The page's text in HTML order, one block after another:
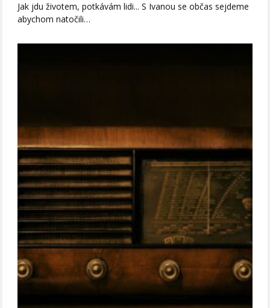
Jak jdu životem, potkávám lidi... S Ivanou se občas sejdeme
abychom natočili…